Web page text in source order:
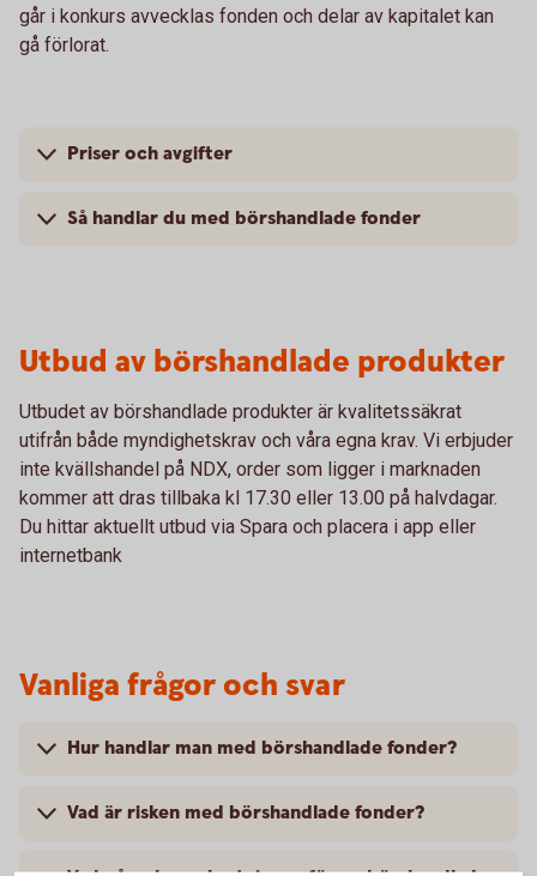
går i konkurs avvecklas fonden och delar av kapitalet kan
gå förlorat.
Priser och avgifter
Så handlar du med börshandlade fonder
Utbud av börshandlade produkter
Utbudet av börshandlade produkter är kvalitetssäkrat
utifrån både myndighetskrav och våra egna krav. Vi erbjuder
inte kvällshandel på NDX, order som ligger i marknaden
kommer att dras tillbaka kl 17.30 eller 13.00 på halvdagar.
Du hittar aktuellt utbud via Spara och placera i app eller
internetbank
Vanliga frågor och svar
Hur handlar man med börshandlade fonder?
Vad är risken med börshandlade fonder?